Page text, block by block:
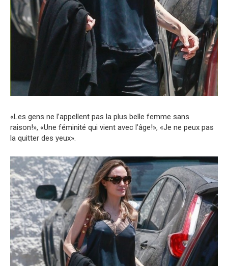
«Les gens ne l’appellent pas la plus belle femme sans
raison!», «Une féminité qui vient avec l’âge!», «Je ne peux pas
la quitter des yeux».